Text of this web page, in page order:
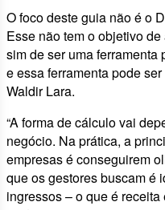
O foco deste guia não é o
Esse não tem o objetivo
sim de ser uma
e essa ferramenta pode
Waldir Lara.
“A forma de cálculo vai
negócio. Na prática, a
empresas é conseguirem
que os gestores buscam é
ingressos – o que é